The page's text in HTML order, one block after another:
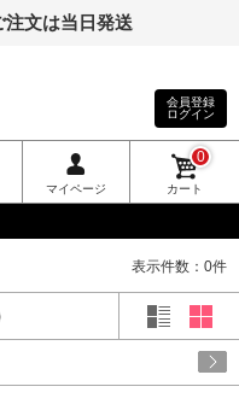
文は当日発送
会員登録
ログイン
マイページ カート
0
表示件数：0件